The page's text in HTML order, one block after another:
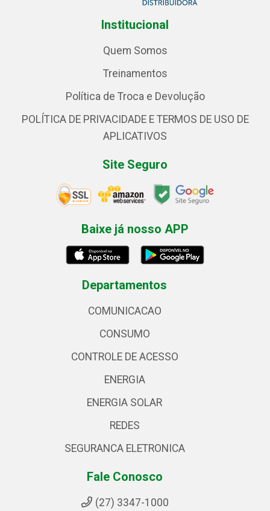
Institucional
Quem Somos
Treinamentos
Política de Troca e Devolução
POLÍTICA DE PRIVACIDADE E TERMOS DE USO DE
APLICATIVOS
Site Seguro
Baixe já nosso APP
Departamentos
COMUNICACAO
CONSUMO
CONTROLE DE ACESSO
ENERGIA
ENERGIA SOLAR
REDES
SEGURANCA ELETRONICA
Fale Conosco
(27) 3347-1000